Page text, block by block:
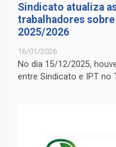
Sindicato atualiza
trabalhadores
2025/2026
16/01/2026
No dia 15/12/2025,
entre Sindicato e IPT no